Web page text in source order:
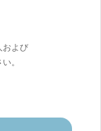
および
。